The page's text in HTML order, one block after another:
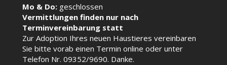
Mo & Do: geschlossen
Vermittlungen finden nur nach
Terminvereinbarung statt
Zur Adoption Ihres neuen Haustieres vereinbaren
Sie bitte vorab einen Terminonline oder unter
Telefon Nr. 09352/9690. Danke.